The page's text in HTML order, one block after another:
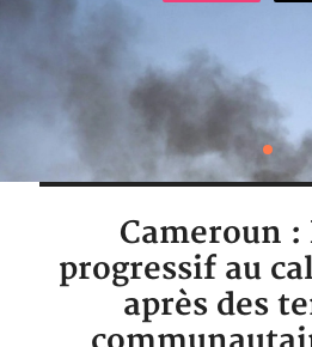
Cameroun :
progressif au
après des